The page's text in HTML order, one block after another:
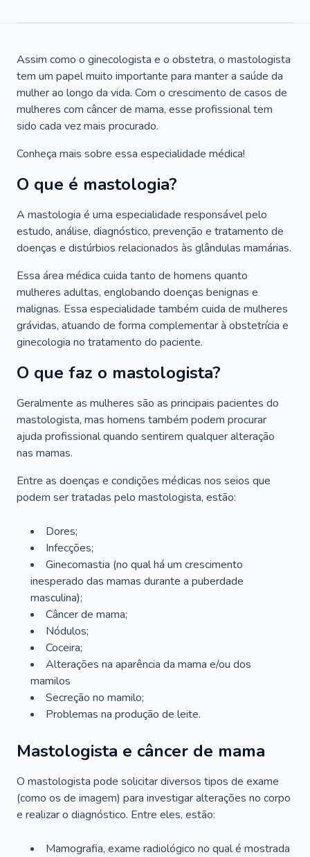
Assim como o ginecologista e o obstetra, o mastologista
tem um papel muito importante para manter a saúde da
mulher ao longo da vida. Com o crescimento de casos de
mulheres com câncer de mama, esse profissional tem
sido cada vez mais procurado.
Conheça mais sobre essa especialidade médica!
O que é mastologia?
A mastologia é uma especialidade responsável pelo
estudo, análise, diagnóstico, prevenção e tratamento de
doenças e distúrbios relacionados às glândulas mamárias.
Essa área médica cuida tanto de homens quanto
mulheres adultas, englobando doenças benignas e
malignas. Essa especialidade também cuida de mulheres
grávidas, atuando de forma complementar à obstetrícia e
ginecologia no tratamento do paciente.
O que faz o mastologista?
Geralmente as mulheres são as principais pacientes do
mastologista, mas homens também podem procurar
ajuda profissional quando sentirem qualquer alteração
nas mamas.
Entre as doenças e condições médicas nos seios que
podem ser tratadas pelo mastologista, estão:
Dores;
Infecções;
Ginecomastia (no qual há um crescimento
inesperado das mamas durante a puberdade
masculina);
Câncer de mama;
Nódulos;
Coceira;
Alterações na aparência da mama e/ou dos
mamilos
Secreção no mamilo;
Problemas na produção de leite.
Mastologista e câncer de mama
O mastologista pode solicitar diversos tipos de exame
(como os de imagem) para investigar alterações no corpo
e realizar o diagnóstico. Entre eles, estão:
Mamografia, exame radiológico no qual é mostrada